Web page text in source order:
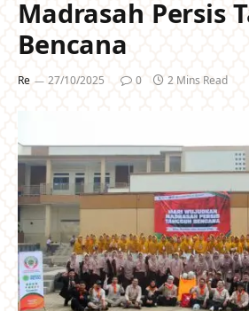
Madrasah Persis
Bencana
Re 27/10/2025 0 2 Mins Read